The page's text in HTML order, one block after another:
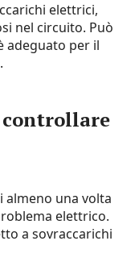
elettrici,
nel circuito. Può
adeguato per il
controllare
almeno una volta
elettrico.
a sovraccarichi